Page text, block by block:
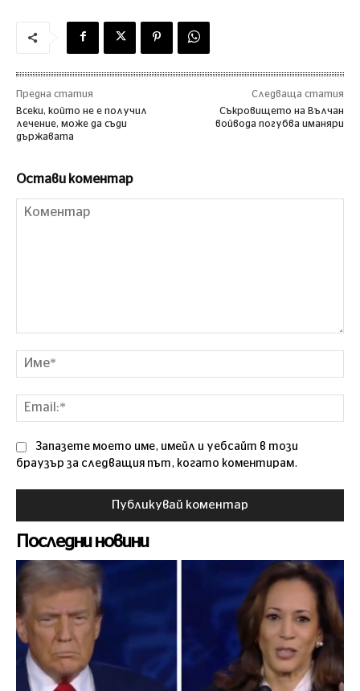
Предна статия
Всеки, който не е получил
лечение, може да съди
държавата
Следваща статия
Съкровището на Вълчан
войвода погубва иманяри
Остави коментар
Запазете моето име, имейл и уебсайт в този
браузър за следващия път, когато коментирам.
Последни новини